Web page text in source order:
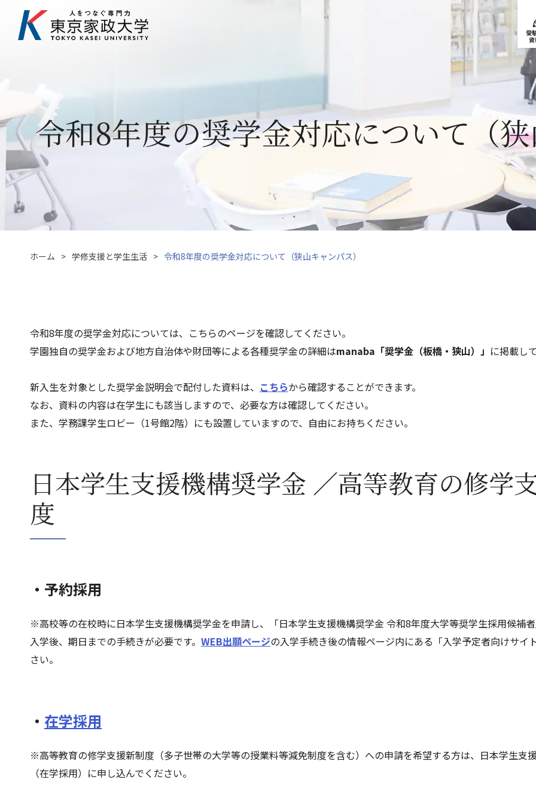
受
令和8年度の奨学金対応について（
ホーム 学修支援と学生生活 令和8年度の奨学金対応について（狭山キャンパス）
令和8年度の奨学金対応については、こちらのページを確認してください。
学園独自の奨学金および地方自治体や財団等による各種奨学金の詳細はmanaba「奨学金（板橋・狭山）」 に掲載し
新入生を対象とした奨学金説明会で配付した資料は、 こちらから確認することができます。
なお、 資料の内容は在学生にも該当しますので、必要な方は確認してください。
また、学務課学生ロビー（1号館2階）にも設置していますので、自由にお持ちください。
日本学生支援機構奨学金 ／高等教育の修学
度
・予約採用
※高校等の在校時に日本学生支援機構奨学金を申請し、「日本学生支援機構奨学金 令和8年度大学等奨学生採用候補
入学後、期日までの手続きが必要です。 WEB出願ページの入学手続き後の情報ページ内にある「入学予定者向けサイ
さい。
・ 在学採用
※高等教育の修学支援新制度（多子世帯の大学等の授業料等減免制度を含む）への申請を希望する方は、日本学生支
（在学採用）に申し込んでください。